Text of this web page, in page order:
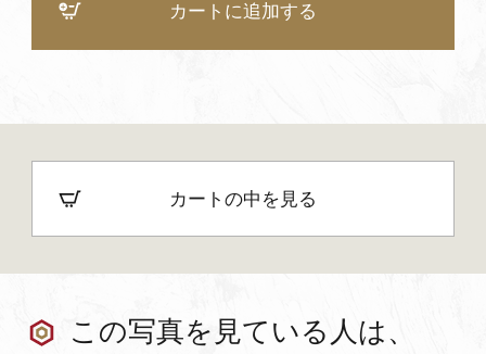
カートに追加する
カートの中を見る
この写真を見ている人は、